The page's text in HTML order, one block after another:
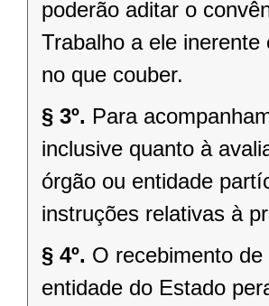
poderão aditar o
Trabalho a ele
no que couber.
§ 3º. Para
inclusive quanto à
órgão ou entidade
instruções relativas à
§ 4º. O recebimento
entidade do Estado